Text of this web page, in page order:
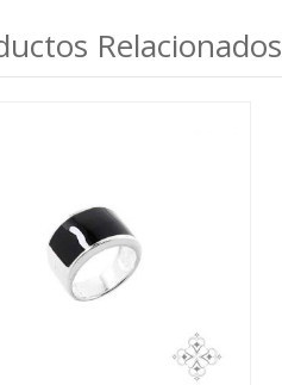
Relacionados